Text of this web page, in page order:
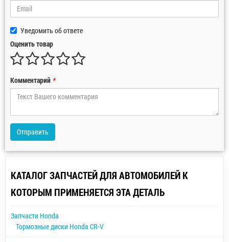
Уведомить об ответе
Оценить товар
Комментарий *
Отправить
КАТАЛОГ ЗАПЧАСТЕЙ ДЛЯ АВТОМОБИЛЕЙ К
КОТОРЫМ ПРИМЕНЯЕТСЯ ЭТА ДЕТАЛЬ
Запчасти Honda
Тормозные диски Honda CR-V